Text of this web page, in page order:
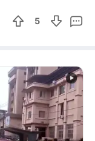
5